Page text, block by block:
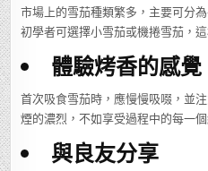
市場上的雪茄種類繁多，主要可分
初學者可選擇小雪茄或機捲雪茄，
體驗烤香的感覺
首次吸食雪茄時，應慢慢吸啜，並
煙的濃烈，不如享受過程中的每一個
與良友分享